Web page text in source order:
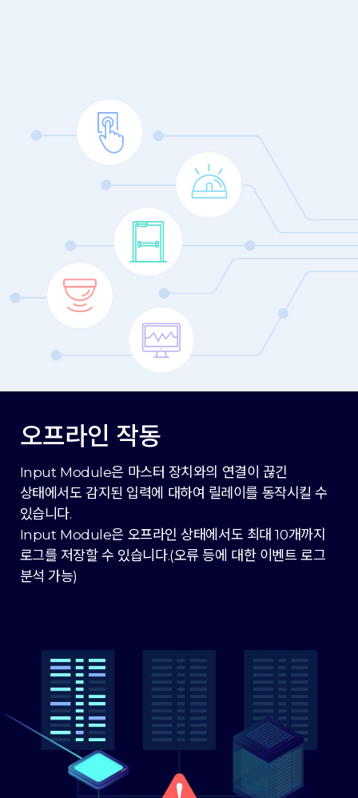
오프라인 작동
Input Module은 마스터 장치와의 연결이 끊긴
상태에서도 감지된 입력에 대하여 릴레이를 동작시킬 수
있습니다.
Input Module은 오프라인 상태에서도 최대 10개까지
로그를 저장할 수 있습니다.(오류 등에 대한 이벤트 로그
분석 가능)